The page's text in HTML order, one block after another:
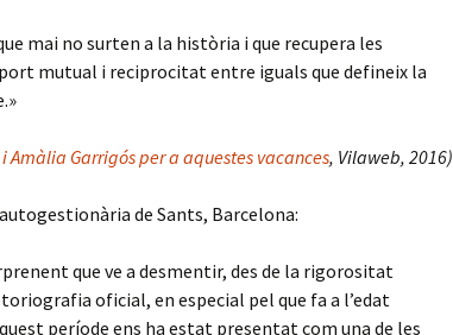
mai no surten a la història i que recupera les
mutual i reciprocitat entre iguals que defineix la
Amàlia Garrigós per a aquestes vacances, Vilaweb, 2016)
de Sants, Barcelona:
que ve a desmentir, des de la rigorositat
oficial, en especial pel que fa a l’edat
període ens ha estat presentat com una de les